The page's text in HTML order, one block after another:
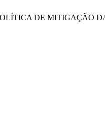
DE MITIGAÇÃO